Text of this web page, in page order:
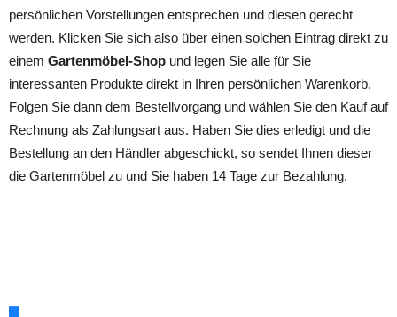
persönlichen Vorstellungen entsprechen und diesen gerecht
werden. Klicken Sie sich also über einen solchen Eintrag direkt zu
einem Gartenmöbel-Shop und legen Sie alle für Sie
interessanten Produkte direkt in Ihren persönlichen Warenkorb.
Folgen Sie dann dem Bestellvorgang und wählen Sie den Kauf auf
Rechnung als Zahlungsart aus. Haben Sie dies erledigt und die
Bestellung an den Händler abgeschickt, so sendet Ihnen dieser
die Gartenmöbel zu und Sie haben 14 Tage zur Bezahlung.